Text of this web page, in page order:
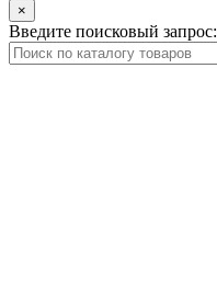
×
Введите поисковый запрос: